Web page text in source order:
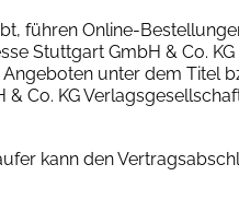
führen Online-
Stuttgart GmbH & Co.
unter dem Titel
Co. KG
kann den